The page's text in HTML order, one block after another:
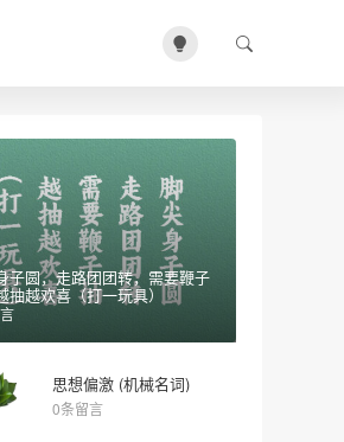
子圆，走路团团转，需要鞭子
抽越欢喜（打一玩具）
思想偏激 (机械名词)
0条留言